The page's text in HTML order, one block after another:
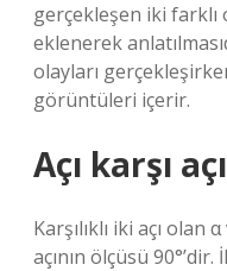
gerçekleşen iki farklı
eklenerek
olayları
görüntüleri içerir.
Açı karşı
Karşılıklı iki açı olan
açının ölçüsü